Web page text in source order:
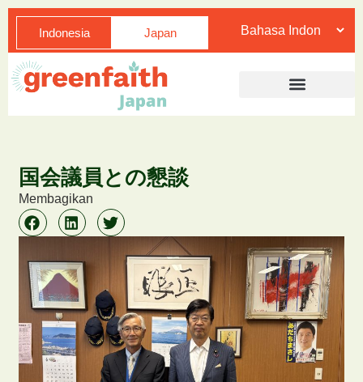
Indonesia Japan
国会議員との懇談
Membagikan